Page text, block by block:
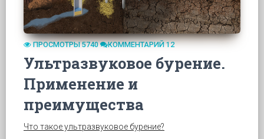
ПРОСМОТРЫ 5740 КОММЕНТАРИЙ 12
Ультразвуковое бурение.
Применение и
преимущества
Что такое ультразвуковое бурение?